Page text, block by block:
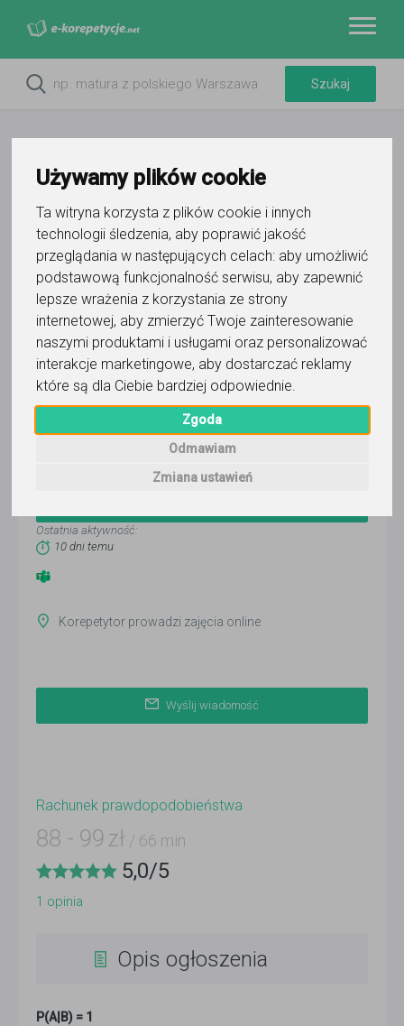
Używamy plików cookie
Ta witryna korzysta z plików cookie i innych
technologii śledzenia, aby poprawić jakość
przeglądania w następujących celach: aby umożliwić
podstawową funkcjonalność serwisu, aby zapewnić
lepsze wrażenia z korzystania ze strony
internetowej, aby zmierzyć Twoje zainteresowanie
naszymi produktami i usługami oraz personalizować
interakcje marketingowe, aby dostarczać reklamy
które są dla Ciebie bardziej odpowiednie
Zgoda
Odmawiam
Zmiana ustawień
Do ulubionych
Oznacz wystąpienie kontaktu
Ostatnia aktywność:
10 dni temu
Korepetytor prowadzi zajęcia online
Wyślij wiadomość
Rachunek prawdopodobieństwa
88 - 99 zł / 66 min
5,0/5
1 opinia
Opis ogłoszenia
P(A|B) = 1